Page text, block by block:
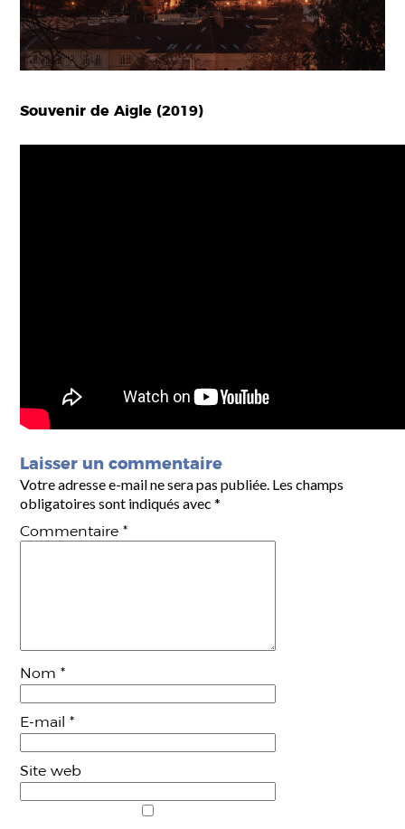
Souvenir de Aigle (2019)
Laisser un commentaire
Votre adresse e-mail ne sera pas publiée. Les champs
obligatoires sont indiqués avec*
Commentaire*
Nom*
E-mail*
Site web